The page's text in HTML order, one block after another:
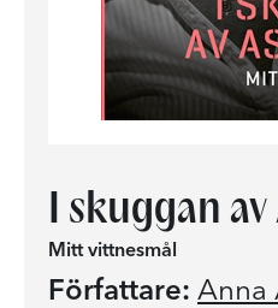
I skuggan av
Mitt vittnesmål
Författare: Anna